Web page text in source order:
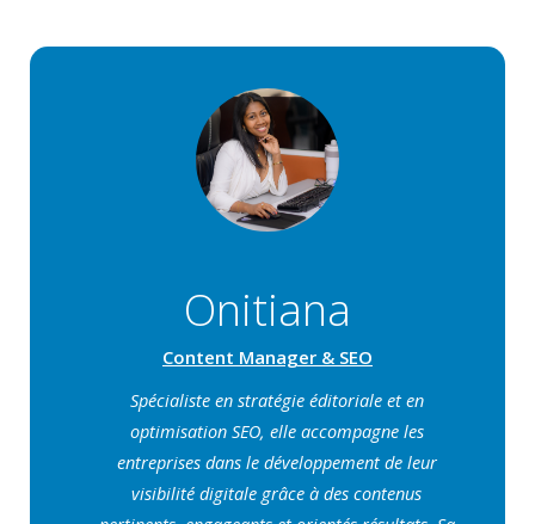
Onitiana
Content Manager & SEO
Spécialiste en stratégie éditoriale et en
optimisation SEO, elle accompagne les
entreprises dans le développement de leur
visibilité digitale grâce à des contenus